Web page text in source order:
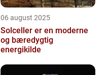
06 august 2025
Solceller er en moderne
og bæredygtig
energikilde